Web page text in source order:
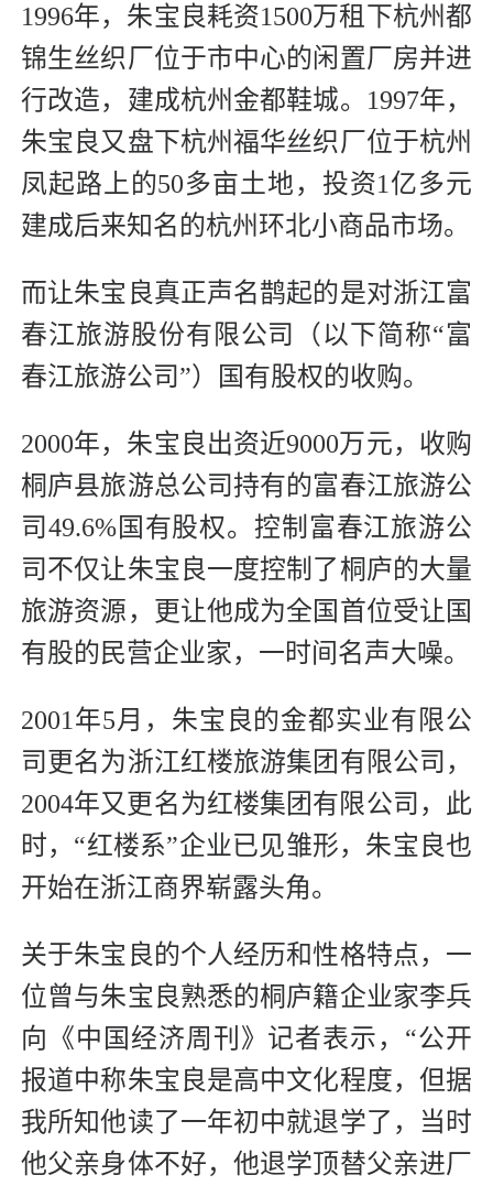
1996年，朱宝良耗资1500万租下杭州都
锦生丝织厂位于市中心的闲置厂房并进
行改造，建成杭州金都鞋城。1997年，
朱宝良又盘下杭州福华丝织厂位于杭州
凤起路上的50多亩土地，投资1亿多元
建成后来知名的杭州环北小商品市场。
而让朱宝良真正声名鹊起的是对浙江富
春江旅游股份有限公司（以下简称“富
春江旅游公司”）国有股权的收购。
2000年，朱宝良出资近9000万元，收购
桐庐县旅游总公司持有的富春江旅游公
司49.6%国有股权。控制富春江旅游公
司不仅让朱宝良一度控制了桐庐的大量
旅游资源，更让他成为全国首位受让国
有股的民营企业家，一时间名声大噪。
2001年5月，朱宝良的金都实业有限公
司更名为浙江红楼旅游集团有限公司，
2004年又更名为红楼集团有限公司，此
时，“红楼系”企业已见雏形，朱宝良也
开始在浙江商界崭露头角。
关于朱宝良的个人经历和性格特点，一
位曾与朱宝良熟悉的桐庐籍企业家李兵
向《中国经济周刊》记者表示，“公开
报道中称朱宝良是高中文化程度，但据
我所知他读了一年初中就退学了，当时
他父亲身体不好，他退学顶替父亲进厂